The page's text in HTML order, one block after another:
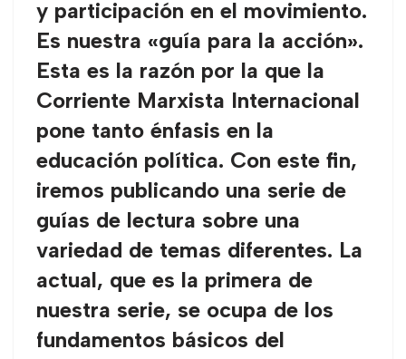
y participación en el movimiento.
Es nuestra «guía para la acción».
Esta es la razón por la que la
Corriente Marxista Internacional
pone tanto énfasis en la
educación política. Con este fin,
iremos publicando una serie de
guías de lectura sobre una
variedad de temas diferentes. La
actual, que es la primera de
nuestra serie, se ocupa de los
fundamentos básicos del